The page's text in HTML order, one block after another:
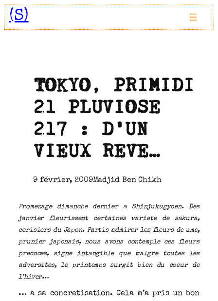
Aller
au(S)
TOKYO, PRIMIDI
21 PLUVIOSE
217 : D’UN
VIEUX REVE…
9 février, 2009Madjid Ben Chikh
Promenage dimanche dernier a Shinjukugyoen. Des
janvier fleurissent certaines variete de sakura,
cerisiers du Japon. Partis admirer les fleurs de ume,
prunier japonais, nous avons contemple ces fleurs
precoces, signe intangible que malgre toutes les
adversites, le printemps surgit bien du coeur de
l’hiver…
… a sa concretisation. Cela m’a pris un bon